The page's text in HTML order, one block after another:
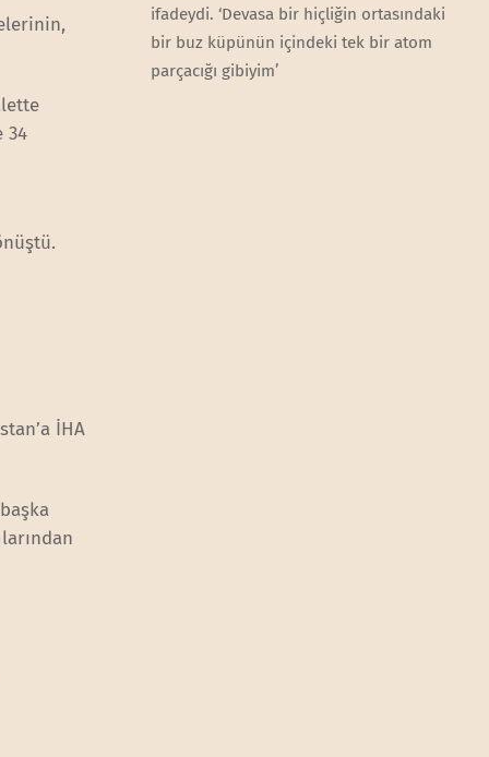
34
İHA
ifadeydi. ‘Devasa bir hiçliğin ortasındaki
bir buz küpünün içindeki tek bir atom
parçacığı gibiyim’